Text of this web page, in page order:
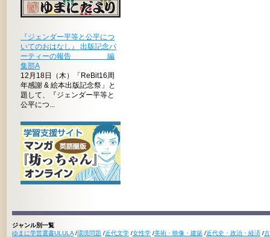
『ジェンダー平等と公平につ
いてのおはなし』 出版記念パ
ーティーの報告 編
集部A
12月18日（木）「ReBit16周
年感謝 & 絵本出版記念祭」と
題して、『ジェンダー平等と
公平につ...
ジャンル別一覧
ゆまに学芸選書ULULA /環境問題 /近代文学 /女性学 /美術・映像・建築 /近代史・政治・経済 /